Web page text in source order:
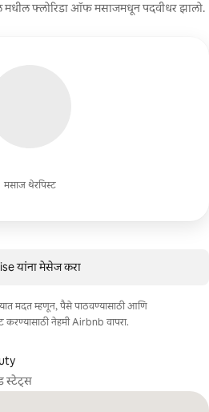
मसाज थेरपिस्ट
फ्लोरिडा ऑफ मसाजमधून पदवीधर झालो.
यांना मेसेज करा
मदत म्हणून, पैसे पाठवण्यासाठी आणि
करण्यासाठी नेहमी Airbnb वापरा.
स्टेट्स